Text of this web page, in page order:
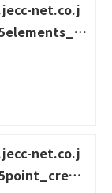
net.co.j
net.co.j